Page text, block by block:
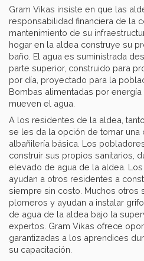
Gram Vikas insiste en que las
responsabilidad financiera de la
mantenimiento de su
hogar en la aldea construye su
baño. El agua es suministrada
parte superior, construido para
por día, proyectado para la
Bombas alimentadas por
mueven el agua.
A los residentes de la aldea,
se les da la opción de tomar una
albañilería básica. Los
construir sus propios sanitarios,
elevado de agua de la aldea.
ayudan a otros residentes a
siempre sin costo. Muchos otros
plomeros y ayudan a instalar
de agua de la aldea bajo la
expertos. Gram Vikas ofrece
garantizadas a los aprendices
su capacitación.